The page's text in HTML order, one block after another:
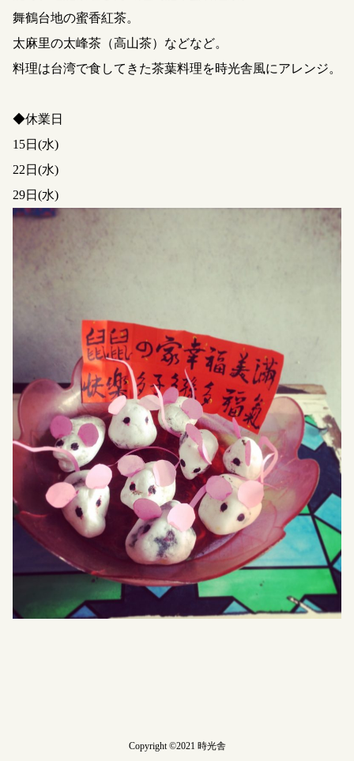
舞鶴台地の蜜香紅茶。
太麻里の太峰茶（高山茶）などなど。
料理は台湾で食してきた茶葉料理を時光舎風にアレンジ。
◆休業日
15日(水)
22日(水)
29日(水)
Copyright ©2021 時光舎